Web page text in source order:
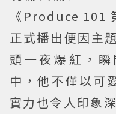
《Produce 101
正式播出便因主
頭一夜爆紅，
中，他不僅以可
實力也令人印象